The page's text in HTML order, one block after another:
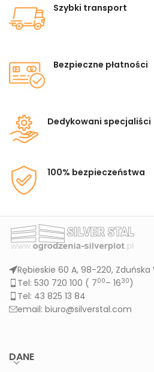
Szybki transport
Bezpieczne płatności
Dedykowani specjaliści
100% bezpieczeństwa
Rębieskie 60 A, 98-220, Zduńska
Tel: 530 720 100 ( 700– 1630)
Tel: 43 825 13 84
email: biuro@silverstal.com
DANE